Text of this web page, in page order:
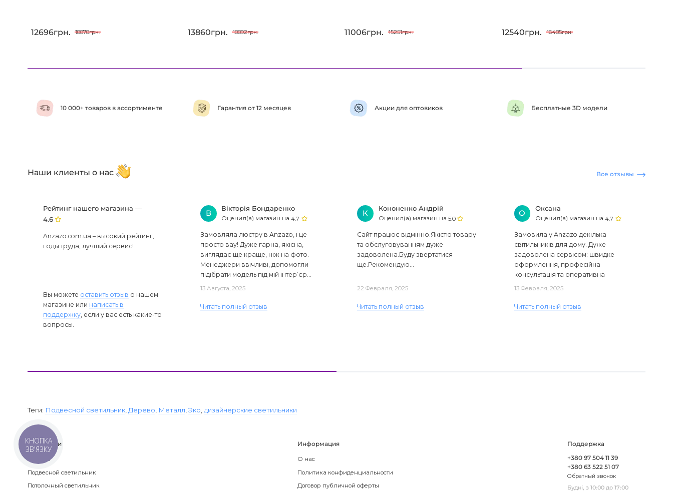
12696грн. 18878грн. 13860грн. 18892грн. 11006грн. 15251грн. 12540грн. 16485грн.
10 000+ товаров в ассортименте Гарантия от 12 месяцев Акции для оптовиков Бесплатные 3D модели
Наши клиенты о нас Все отзывы
Рейтинг нашего магазина —
4.6
Anzazo.com.ua – высокий рейтинг,
годы труда, лучший сервис!
Вы можете оставить отзыв о нашем
магазине или написать в
поддержку , если у вас есть какие-то
вопросы.
В
Вікторія Бондаренко
Оценил(а) магазин на4.7
Замовляла люстру в Anzazo, і це
просто вау! Дуже гарна, якісна,
виглядає ще краще, ніж на фото.
Менеджери ввічливі, допомогли
підібрати модель під мій інтер’єр...
13 Августа, 2025
Читать полный отзыв
К
Кононенко Андрій
Оценил(а) магазин на 5.0
Сайт працює відмінно.Якістю товару
та обслуговуванням дуже
задоволена.Буду звертатися
ще.Рекомендую...
22 Февраля, 2025
Читать полный отзыв
О
Оксана
Оценил(а) магазин на4.7
Замовила у Anzazo декілька
світильників для дому. Дуже
задоволена сервісом: швидке
оформлення, професійна
консультація та оперативна
13 Февраля, 2025
Читать полный отзыв
Теги: Подвесной светильник Дерево Металл ,Эко дизайнерские светильники
Категории
Люстра
Подвесной светильник
Потолочный светильник
Информация
О нас
Политика конфиденциальности
Договор публичной оферты
Поддержка
+380 97 504 11 39
+380 63 522 51 07
Обратный звонок
Будні, з 10:00 до 17:00
КНОПКА
ЗВ'ЯЗКУ